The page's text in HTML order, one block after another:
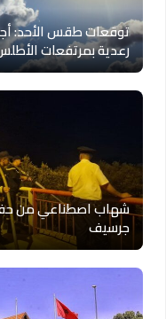
توقعات طقس الأحد:
رعدية بمرتفعات
شهاب اصطناعي من
جرسيف